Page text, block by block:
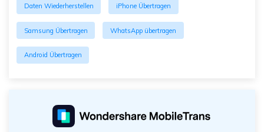
Daten Wiederherstellen iPhone Übertragen
Samsung Übertragen WhatsApp übertragen
Android Übertragen